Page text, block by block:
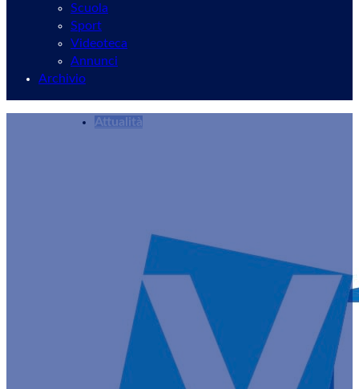
Scuola
Sport
Videoteca
Annunci
Archivio
Attualità